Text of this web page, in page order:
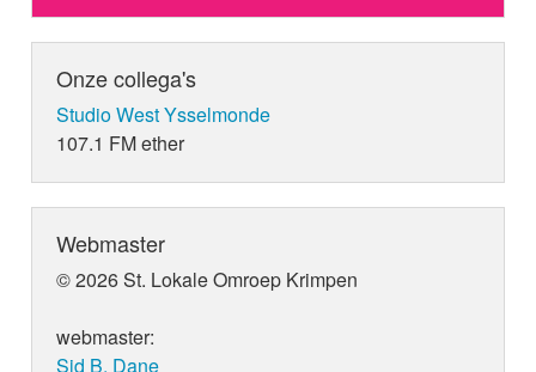
Onze collega's
Studio West Ysselmonde
107.1 FM ether
Webmaster
© 2026 St. Lokale Omroep Krimpen
webmaster:
Sid B. Dane